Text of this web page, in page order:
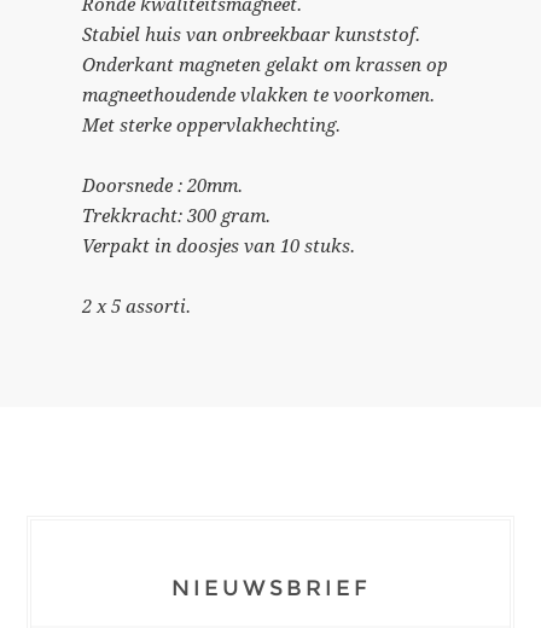
Ronde kwaliteitsmagneet.
Stabiel huis van onbreekbaar kunststof.
Onderkant magneten gelakt om krassen op
magneethoudende vlakken te voorkomen.
Met sterke oppervlakhechting.
Doorsnede : 20mm.
Trekkracht: 300 gram.
Verpakt in doosjes van 10 stuks.
2 x 5 assorti.
NIEUWSBRIEF